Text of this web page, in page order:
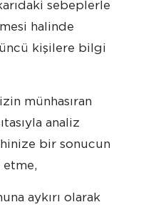
sebeplerle
halinde
kişilere bilgi
münhasıran
analiz
bir sonucun
etme,
aykırı olarak